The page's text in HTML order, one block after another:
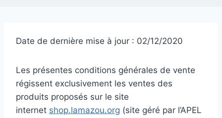
Date de dernière mise à jour : 02/12/2020
Les présentes conditions générales de vente
régissent exclusivement les ventes des
produits proposés sur le site
internet shop.lamazou.org (site géré par l’APEL